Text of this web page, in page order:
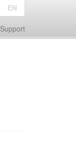
Support
EN